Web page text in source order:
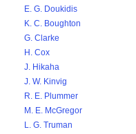
E. G. Doukidis
K. C. Boughton
G. Clarke
H. Cox
J. Hikaha
J. W. Kinvig
R. E. Plummer
M. E. McGregor
L. G. Truman